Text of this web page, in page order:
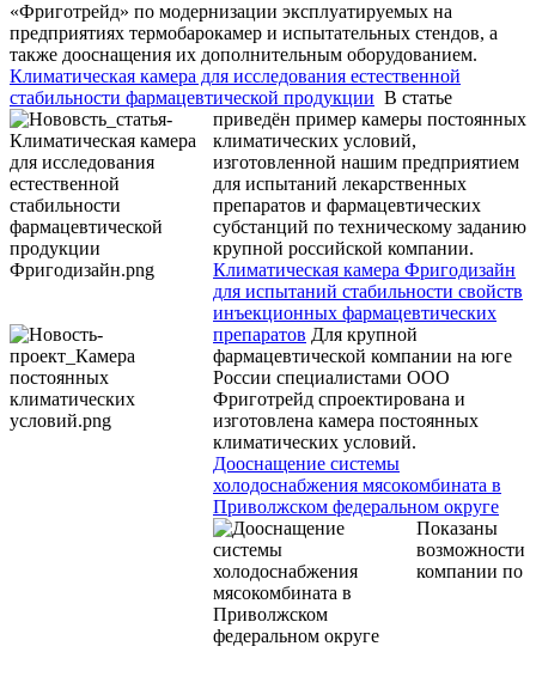
«Фриготрейд» по модернизации эксплуатируемых на
предприятиях термобарокамер и испытательных стендов, а
также дооснащения их дополнительным оборудованием.
Климатическая камера для исследования естественной
стабильности фармацевтической продукции В статье
приведён пример камеры постоянных
климатических условий,
изготовленной нашим предприятием
для испытаний лекарственных
препаратов и фармацевтических
субстанций по техническому заданию
крупной российской компании.
Климатическая камера Фригодизайн
для испытаний стабильности свойств
инъекционных фармацевтических
препаратов Для крупной
фармацевтической компании на юге
России специалистами ООО
Фриготрейд спроектирована и
изготовлена камера постоянных
климатических условий.
Дооснащение системы
холодоснабжения мясокомбината в
Приволжском федеральном округе
Показаны
возможности
компании по